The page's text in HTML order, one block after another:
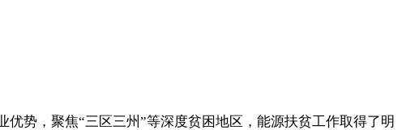
势，聚焦“三区三州”等深度贫困地区，能源扶贫工作取得了明